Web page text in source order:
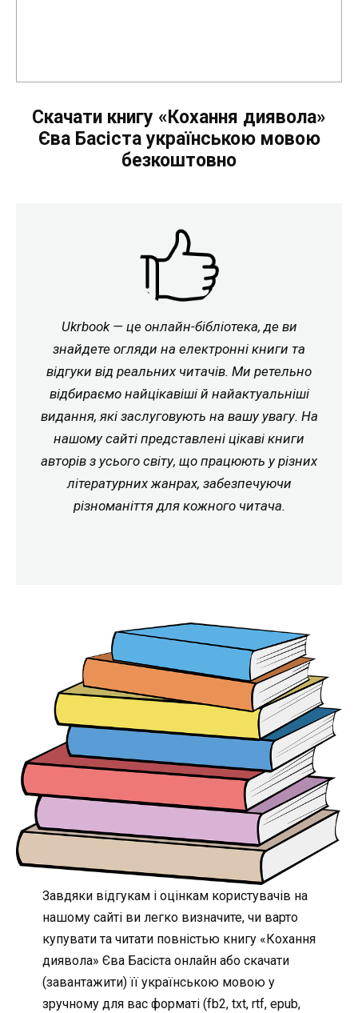
Скачати книгу «Кохання диявола»
Єва Басіста українською мовою
безкоштовно
Ukrbook — це онлайн-бібліотека, де ви
знайдете огляди на електронні книги та
відгуки від реальних читачів. Ми ретельно
відбираємо найцікавіші й найактуальніші
видання, які заслуговують на вашу увагу. На
нашому сайті представлені цікаві книги
авторів з усього світу, що працюють у різних
літературних жанрах, забезпечуючи
різноманіття для кожного читача.
Завдяки відгукам і оцінкам користувачів на
нашому сайті ви легко визначите, чи варто
купувати та читати повністью книгу «Кохання
диявола» Єва Басіста онлайн або скачати
(завантажити) її українською мовою у
зручному для вас форматі (fb2, txt, rtf, epub,